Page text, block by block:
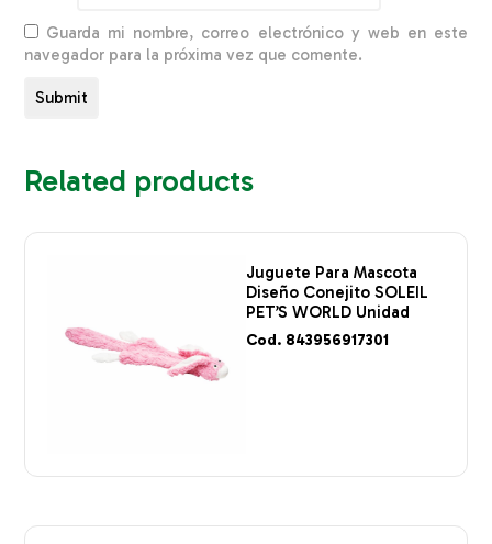
Guarda mi nombre, correo electrónico y web en este
navegador para la próxima vez que comente.
Related products
Juguete Para Mascota
Diseño Conejito SOLEIL
PET’S WORLD Unidad
Cod. 843956917301